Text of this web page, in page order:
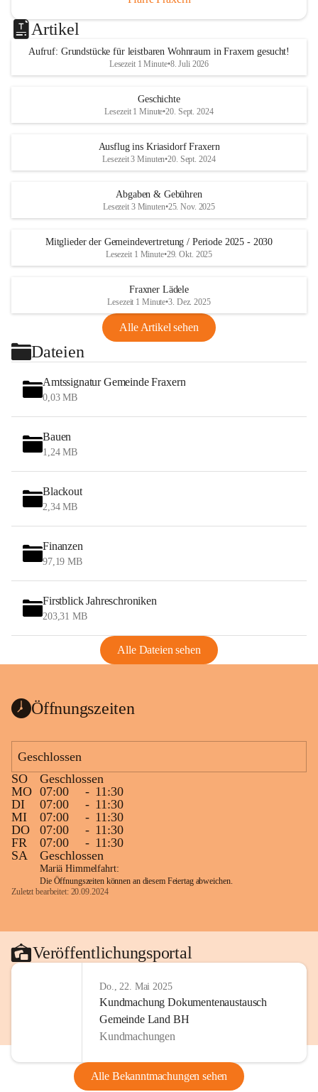
Artikel
Aufruf: Grundstücke für leistbaren Wohnraum in Fraxern gesucht!
Lesezeit 1 Minute•8. Juli 2026
Geschichte
Lesezeit 1 Minute•20. Sept. 2024
Ausflug ins Kriasidorf Fraxern
Lesezeit 3 Minuten•20. Sept. 2024
Abgaben & Gebühren
Lesezeit 3 Minuten•25. Nov. 2025
Mitglieder der Gemeindevertretung / Periode 2025 - 2030
Lesezeit 1 Minute•29. Okt. 2025
Fraxner Lädele
Lesezeit 1 Minute•3. Dez. 2025
Alle Artikel sehen
Dateien
Amtssignatur Gemeinde Fraxern
0,03 MB
Bauen
1,24 MB
Blackout
2,34 MB
Finanzen
97,19 MB
Firstblick Jahreschroniken
203,31 MB
Alle Dateien sehen
Öffnungszeiten
Geschlossen
SO
Geschlossen
MO 07:00 - 11:30
DI
07:00 - 11:30
MI
07:00 - 11:30
DO
07:00 - 11:30
FR
07:00 - 11:30
SA
Geschlossen
Mariä Himmelfahrt:
Die Öffnungszeiten können an diesem Feiertag abweichen.
Zuletzt bearbeitet: 20.09.2024
Veröffentlichungsportal
Do., 22. Mai 2025
Kundmachung Dokumentenaustausch
Gemeinde Land BH
Kundmachungen
Alle Bekanntmachungen sehen